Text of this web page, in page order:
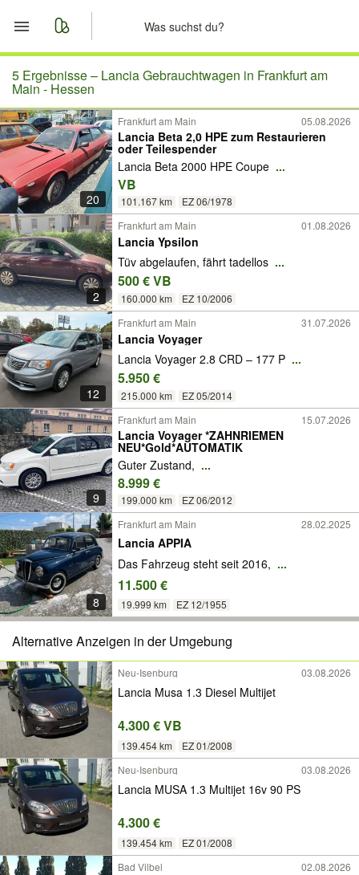
Start
Merkliste
Nachrichten
Anzeige aufgeben
5 Ergebnisse – Lancia Gebrauchtwagen in Frankfurt am
Main - Hessen
20
Frankfurt am Main 05.08.2026
Lancia Beta 2,0 HPE zum Restaurieren
oder Teilespender
Lancia Beta 2000 HPE Coupe ...
VB
101.167 km EZ 06/1978
2
Frankfurt am Main 01.08.2026
Lancia Ypsilon
Tüv abgelaufen, fährt tadellos ...
500 € VB
160.000 km EZ 10/2006
12
Frankfurt am Main 31.07.2026
Lancia Voyager
Lancia Voyager 2.8 CRD – 177 P ...
5.950 €
215.000 km EZ 05/2014
9
Frankfurt am Main 15.07.2026
Lancia Voyager *ZAHNRIEMEN
NEU*Gold*AUTOMATIK
Guter Zustand, ...
8.999 €
199.000 km EZ 06/2012
8
Frankfurt am Main 28.02.2025
Lancia APPIA
Das Fahrzeug steht seit 2016, ...
11.500 €
19.999 km EZ 12/1955
Alternative Anzeigen in der Umgebung
Neu-Isenburg 03.08.2026
Lancia Musa 1.3 Diesel Multijet
4.300 € VB
139.454 km
EZ 01/2008
Neu-Isenburg
03.08.2026
Lancia MUSA 1.3 Multijet 16v 90 PS
4.300 €
139.454 km
EZ 01/2008
Bad Vilbel
02.08.2026